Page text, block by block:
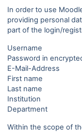
In order to use
providing personal
part of the login/
Username
Password in
E-Mail-Address
First name
Last name
Institution
Department
Within the scope of